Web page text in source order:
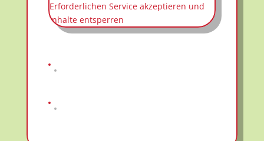
Erforderlichen Service akzeptieren und
Inhalte entsperren